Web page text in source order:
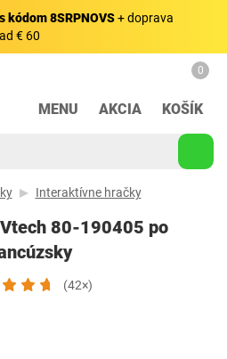
kódom 8SRPNOVS+ doprava
€ 60
MENU AKCIA
0
KOŠÍK
Interaktívne hračky
80-190405 po
(42×)